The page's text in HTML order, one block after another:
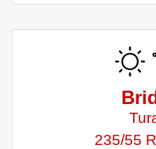
235/55